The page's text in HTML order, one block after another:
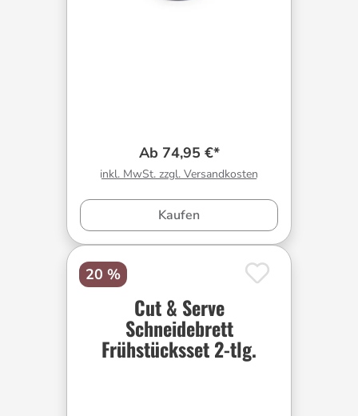
Ab 74,95 €*
inkl. MwSt. zzgl. Versandkosten
Kaufen
20 %
Cut & Serve
Schneidebrett
Frühstücksset 2-tlg.